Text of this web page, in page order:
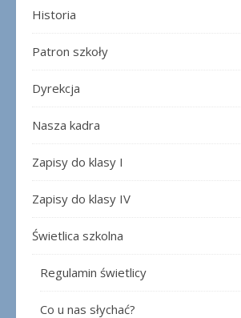
Historia
Patron szkoły
Dyrekcja
Nasza kadra
Zapisy do klasy I
Zapisy do klasy IV
Świetlica szkolna
Regulamin świetlicy
Co u nas słychać?